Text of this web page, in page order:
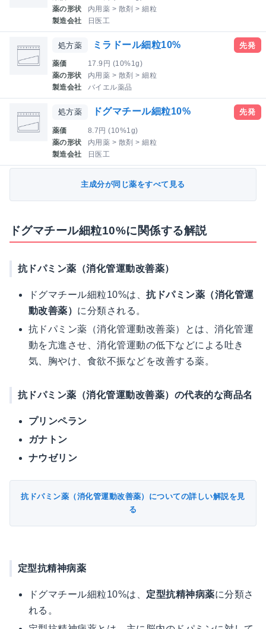
薬の形状
内用薬 > 散剤 > 細粒
製造会社
日医工
処方薬 ミラドール細粒10%
薬価
17.9円 (10%1g)
薬の形状
内用薬 > 散剤 > 細粒
製造会社
バイエル薬品
先発
処方薬 ドグマチール細粒10%
薬価
8.7円 (10%1g)
薬の形状
内用薬 > 散剤 > 細粒
製造会社
日医工
先発
主成分が同じ薬をすべて見る
ドグマチール細粒10%に関係する解説
抗ドパミン薬（消化管運動改善薬）
ドグマチール細粒10%は、抗ドパミン薬（消化管運
動改善薬） に分類される。
抗ドパミン薬（消化管運動改善薬）とは、消化管運
動を亢進させ、消化管運動の低下などによる吐き
気、胸やけ、食欲不振などを改善する薬。
抗ドパミン薬（消化管運動改善薬）の代表的な商品名
プリンペラン
ガナトン
ナウゼリン
抗ドパミン薬（消化管運動改善薬）についての詳しい解説を見
る
定型抗精神病薬
ドグマチール細粒10%は、 定型抗精神病薬に分類さ
れる。